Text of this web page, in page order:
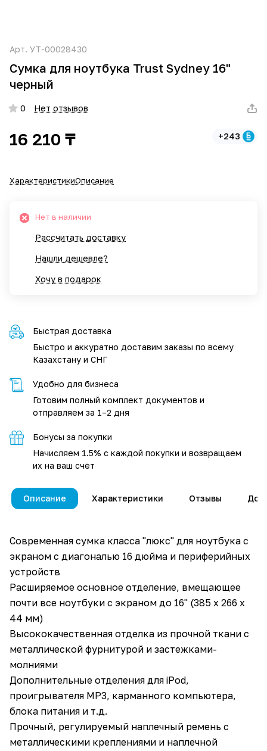
Арт. УТ-00028430
Сумка для ноутбука Trust Sydney 16"
черный
0 Нет отзывов
16 210 ₸ +243
ХарактеристикиОписание
Нет в наличии
Рассчитать доставку
Нашли дешевле?
Хочу в подарок
Быстрая доставка
Быстро и аккуратно доставим заказы по всему
Казахстану и СНГ
Удобно для бизнеса
Готовим полный комплект документов и
отправляем за 1–2 дня
Бонусы за покупки
Начисляем 1.5% с каждой покупки и возвращаем
их на ваш счёт
Описание Характеристики Отзывы
Современная сумка класса "люкс" для ноутбука с
экраном с диагональю 16 дюйма и периферийных
устройств
Расширяемое основное отделение, вмещающее
почти все ноутбуки с экраном до 16" (385 x 266 x
44 мм)
Высококачественная отделка из прочной ткани с
металлической фурнитурой и застежками-
молниями
Дополнительные отделения для iPod,
проигрывателя MP3, карманного компьютера,
блока питания и т.д.
Прочный, регулируемый наплечный ремень с
металлическими креплениями и наплечной